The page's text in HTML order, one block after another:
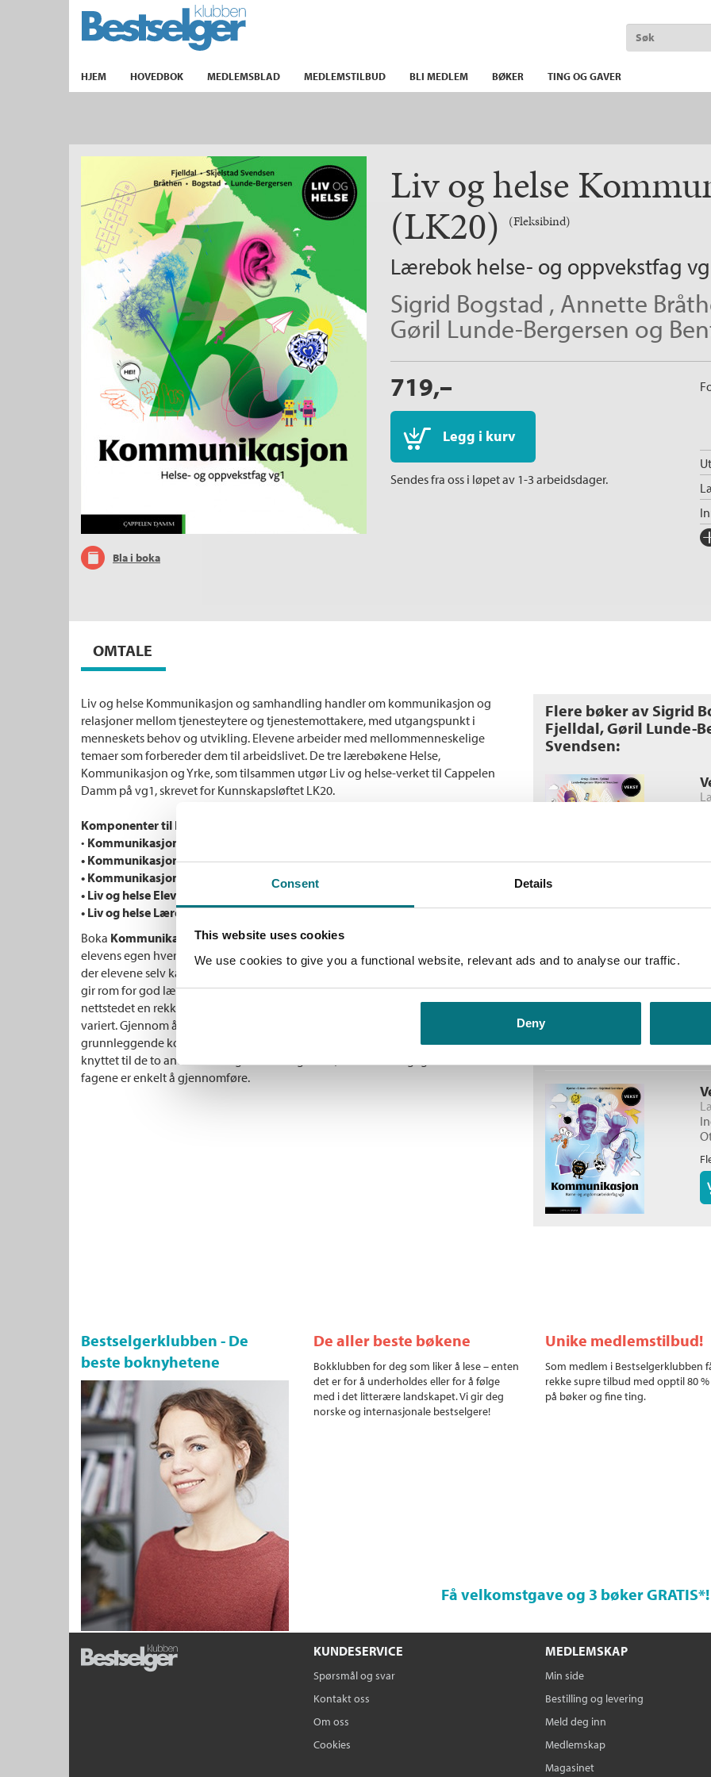
Consent Details
This website uses cookies
We use cookies to give you a functional website, relevant ads and to analyse our traffic.
Deny
TIL FORSIDEN
HJEM HOVEDBOK MEDLEMSBLAD MEDLEMSTILBUD BLI MEDLEM BØKER TING OG GAVER
Bla i boka
Liv og helse
(LK20) (Fleksibind)
Lærebok helse- og oppvekstfag
Sigrid Bogstad , Annette
Gøril Lunde-Bergersen og
719,–
Legg i kurv
Sendes fra oss i løpet av 1-3 arbeidsdager.
OMTALE
Liv og helse Kommunikasjon og samhandling handler om kommunikasjon og
relasjoner mellom tjenesteytere og tjenestemottakere, med utgangspunkt i
menneskets behov og utvikling. Elevene arbeider med mellommenneskelige
temaer som forbereder dem til arbeidslivet. De tre lærebøkene Helse,
Kommunikasjon og Yrke, som tilsammen utgør Liv og helse-verket til Cappelen
Damm på vg1, skrevet for Kunnskapsløftet LK20.
Komponenter til Kommunikasjon
• Kommunikasjon
• KommunikasjonBrettbok, lisens
• Kommunikasjon
• Liv og helse Elevnettsted
• Liv og helse Lærernettstedet, lisens
Boka Kommunikasjoninneholder et rikt utvalg av eksempler som knytter teori til
elevens egen hverdag og til yrkespraksis, samt aktiviteter og refleksjonsspørsmål
der elevene selv kan utforske, diskutere og reflektere. Det skaper engasjement og
gir rom for god læring i samarbeid med andre. I tillegg til læreboka inneholder
nettstedet en rekke gode ressurser som utfyller boka, og gjør at undervisningen blir
variert. Gjennom å arbeide med innhold i bok og på nettsted får elevene en
grunnleggende kompetanse som yrkesutøvere. Kommunikasjonsboka er nært
knyttet til de to andre fellesfagene Yrke og Helse, slik at tverrfaglig arbeid med
fagene er enkelt å gjennomføre.
Flere bøker av Sigrid
Fjelldal, Gøril Lunde-
Svendsen:
Bestselgerklubben - De
beste boknyhetene
De aller beste bøkene
Bokklubben for deg som liker å lese – enten
det er for å underholdes eller for å følge
med i det litterære landskapet. Vi gir deg
norske og internasjonale bestselgere!
Unike medlemstilbud!
Som medlem i Bestselgerklubben
rekke supre tilbud med opptil 80
på bøker og fine ting.
Få velkomstgave og 3 bøker GRATIS*!
KUNDESERVICE
Spørsmål og svar
Kontakt oss
Om oss
Cookies
MEDLEMSKAP
Min side
Bestilling og levering
Meld deg inn
Medlemskap
Magasinet